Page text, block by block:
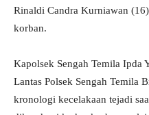
Rinaldi Candra Kurniawan
korban.
Kapolsek Sengah Temila Ipda
Lantas Polsek Sengah Temila
kronologi kecelakaan tejadi